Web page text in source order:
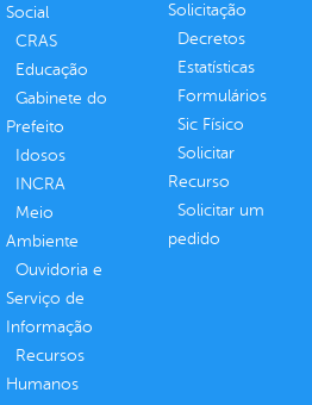
Social
CRAS
Educação
Gabinete do
Prefeito
Idosos
INCRA
Meio
Ambiente
Ouvidoria e
Serviço de
Informação
Recursos
Humanos
Solicitação
Decretos
Estatísticas
Formulários
Sic Físico
Solicitar
Recurso
Solicitar um
pedido